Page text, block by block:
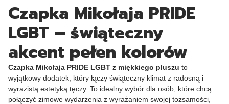
Czapka Mikołaja PRIDE
LGBT – świąteczny
akcent pełen kolorów
Czapka Mikołaja PRIDE LGBT z miękkiego pluszu to
wyjątkowy dodatek, który łączy świąteczny klimat z radosną i
wyrazistą estetyką tęczy. To idealny wybór dla osób, które chcą
połączyć zimowe wydarzenia z wyrażaniem swojej tożsamości,